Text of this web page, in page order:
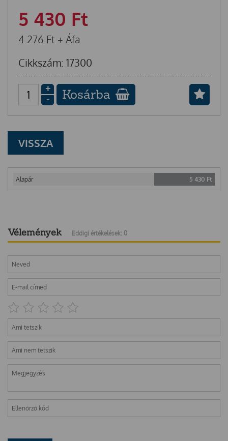
5 430 Ft
4 276 Ft + Áfa
Cikkszám: 17300
+
-
Kosárba
VISSZA
Alapár 5 430 Ft
Vélemények Eddigi értékelések: 0